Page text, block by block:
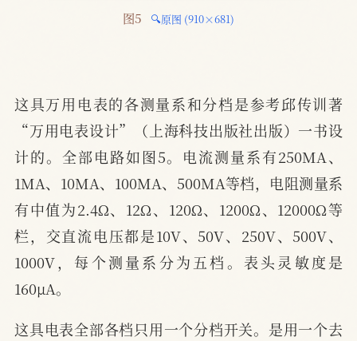
图5 🔍原图 (910×681)
这具万用电表的各测量系和分档是参考邱传训著
“万用电表设计”（上海科技出版社出版）一书设
计的。全部电路如图5。电流测量系有250MA、
1MA、10MA、100MA、500MA等档，电阻测量系
有中值为2.4Ω、12Ω、120Ω、1200Ω、12000Ω等
栏，交直流电压都是10V、50V、250V、500V、
1000V，每个测量系分为五档。表头灵敏度是
160μΑ。
这具电表全部各档只用一个分档开关。是用一个去